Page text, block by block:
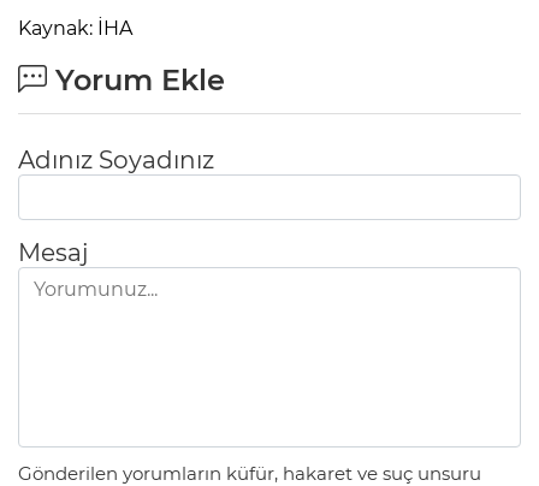
Kaynak: İHA
Yorum Ekle
Adınız Soyadınız
Mesaj
Gönderilen yorumların küfür, hakaret ve suç unsuru